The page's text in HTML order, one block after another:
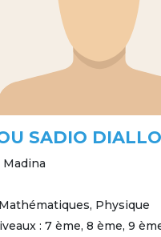
SADIO DIALLO
Physique
: 7 ème, 8 ème, 9